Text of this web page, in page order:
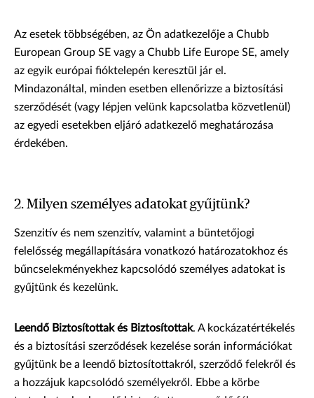
Az esetek többségében, az Ön adatkezelője a Chubb
European Group SE vagy a Chubb Life Europe SE, amely
az egyik európai fióktelepén keresztül jár el.
Mindazonáltal, minden esetben ellenőrizze a biztosítási
szerződését (vagy lépjen velünk kapcsolatba közvetlenül)
az egyedi esetekben eljáró adatkezelő meghatározása
érdekében.
2. Milyen személyes adatokat gyűjtünk?
Szenzitív és nem szenzitív, valamint a büntetőjogi
felelősség megállapítására vonatkozó határozatokhoz és
bűncselekményekhez kapcsolódó személyes adatokat is
gyűjtünk és kezelünk.
Leendő Biztosítottak és Biztosítottak. A kockázatértékelés
és a biztosítási szerződések kezelése során információkat
gyűjtünk be a leendő biztosítottakról, szerződő felekről és
a hozzájuk kapcsolódó személyekről. Ebbe a körbe